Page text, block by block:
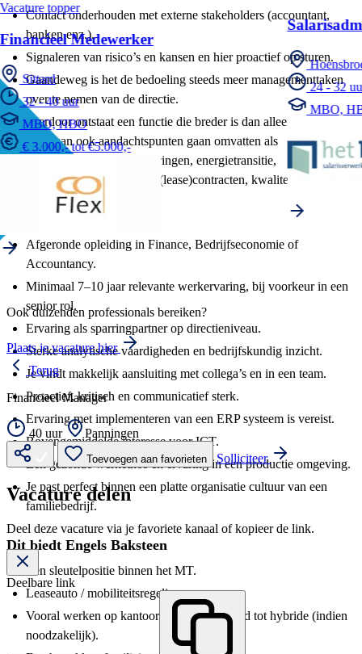
Contact onderhouden met externe stakeholders (accountant,
banken enz.).
Signaleren van risico’s en kansen en hier proactief op sturen.
Gaandeweg is het de bedoeling steeds meer managementtaken
over te nemen van de directie.
Hierdoor ontstaat een functie die breder is dan alleen financiën,
maar kan ook aandachtspunten gaan omvatten als
liquiditeitsbeheer, verzekeringen, energietransitie,
energiecontracten, beheer (lease)contracten, kwaliteitsbeleid, etc.
Wat breng jij mee?
Afgeronde opleiding in Finance, Bedrijfseconomie of
Accountancy.
Minimaal 7–10 jaar relevante werkervaring, bij voorkeur in een
senior rol.
Ervaring als sparringpartner op directieniveau.
Sterke analytische vaardigheden en bedrijfskundig inzicht.
Je vindt makkelijk aansluiting met collega’s en in een team.
Proactief, kritisch en communicatief sterk.
Ervaring met implementeren van een ERP systeem is vereist.
Bovengemiddelde interesse voor ICT.
Een gezonde werkethos en ervaring in een productie omgeving.
Je past perfect binnen een platte organisatie cultuur van een
familiebedrijf.
Dit biedt Engels Baksteen
Een sleutelpositie binnen het MT.
Leaseauto / mobiliteitsregeling.
Vooral werken op kantoor met mogelijkheid tot hybride (indien
noodzakelijk).
Vacature topper
Financieel Medewerker
Sittard
32 - 40 uur
MBO, HBO
€ 3.000,- tot €5.000,-
24 - 32
MBO,
Ook duizenden professionals bereiken?
Plaats je vacature hier
Terug
Financieel Manager
40 uur Panningen
Toevoegen aan favorieten Solliciteer
Vacature delen
Deel deze vacature via je favoriete kanaal of kopieer de link.
Deelbare link